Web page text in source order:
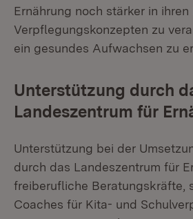
Ernährung noch stärker in
Verpflegungskonzepten zu
ein gesundes Aufwachsen zu
Unterstützung durch
Landeszentrum für
Unterstützung bei der
durch das Landeszentrum für
freiberufliche Beratungskräfte,
Coaches für Kita- und